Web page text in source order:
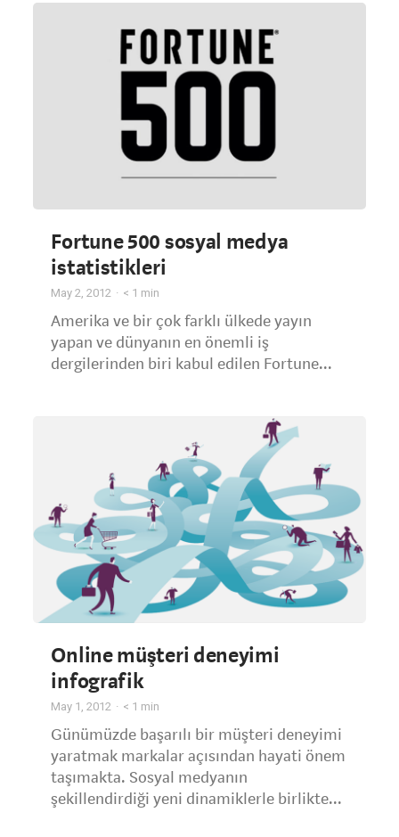
Fortune 500 sosyal medya
istatistikleri
May 2, 2012 < 1 min
Amerika ve bir çok farklı ülkede yayın
yapan ve dünyanın en önemli iş
dergilerinden biri kabul edilen Fortune...
Online müşteri deneyimi
infografik
May 1, 2012 < 1 min
Günümüzde başarılı bir müşteri deneyimi
yaratmak markalar açısından hayati önem
taşımakta. Sosyal medyanın
şekillendirdiği yeni dinamiklerle birlikte...